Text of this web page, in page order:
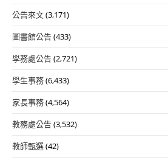
公告來文(3,171)
圖書館公告(433)
學務處公告(2,721)
學生事務(6,433)
家長事務(4,564)
教務處公告(3,532)
教師甄選(42)